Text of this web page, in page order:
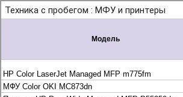
Рассчитать и заказать